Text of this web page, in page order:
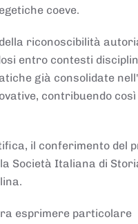
coeve.
riconoscibilità
entro contesti
già consolidate
contribuendo così
il conferimento del
Società Italiana di
esprimere particolare